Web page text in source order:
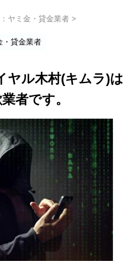
ヤミ金・貸金業者 >
・貸金業者
ヤル木村(キムラ)は
者です。